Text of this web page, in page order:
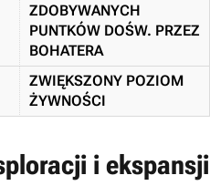
ZDOBYWANYCH
PUNTKÓW DOŚW. PRZEZ
BOHATERA
ZWIĘKSZONY POZIOM
ŻYWNOŚCI
i ekspansji